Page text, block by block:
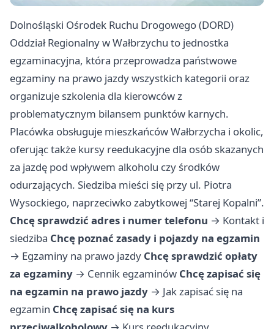
Dolnośląski Ośrodek Ruchu Drogowego (DORD)
Oddział Regionalny w Wałbrzychu to jednostka
egzaminacyjna, która przeprowadza państwowe
egzaminy na prawo jazdy wszystkich kategorii oraz
organizuje szkolenia dla kierowców z
problematycznym bilansem punktów karnych.
Placówka obsługuje mieszkańców Wałbrzycha i okolic,
oferując także kursy reedukacyjne dla osób skazanych
za jazdę pod wpływem alkoholu czy środków
odurzających. Siedziba mieści się przy ul. Piotra
Wysockiego, naprzeciwko zabytkowej “Starej Kopalni”.
Chcę sprawdzić adres i numer telefonu → Kontakt i
siedziba Chcę poznać zasady i pojazdy na egzamin
→ Egzaminy na prawo jazdy Chcę sprawdzić opłaty
za egzaminy → Cennik egzaminów Chcę zapisać się
na egzamin na prawo jazdy → Jak zapisać się na
egzamin Chcę zapisać się na kurs